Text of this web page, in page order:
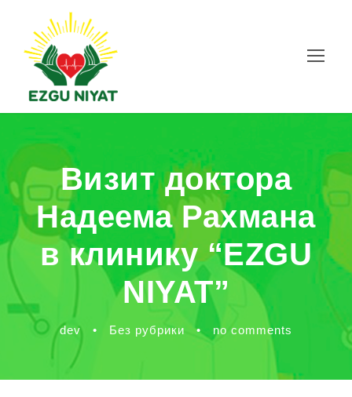
Визит доктора
Надеема Рахмана
в клинику “EZGU
NIYAT”
dev • Без рубрики • no comments